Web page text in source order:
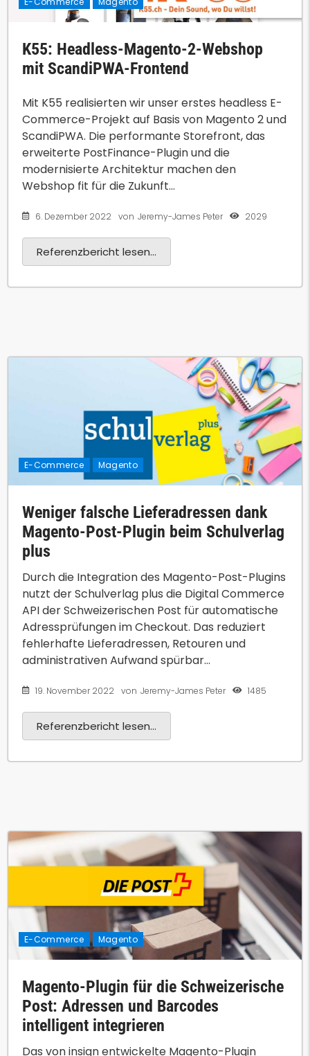
K55: Headless-Magento-2-Webshop
mit ScandiPWA-Frontend
6. Dezember 2022 von Jeremy-James Peter 2029
Mit K55 realisierten wir unser erstes headless E-
Commerce-Projekt auf Basis von Magento 2 und
ScandiPWA. Die performante Storefront, das
erweiterte PostFinance-Plugin und die
modernisierte Architektur machen den
Webshop fit für die Zukunft...
Referenzbericht lesen...
E-Commerce Magento
Weniger falsche Lieferadressen dank
Magento-Post-Plugin beim Schulverlag
plus
19. November 2022 von Jeremy-James Peter 1485
Durch die Integration des Magento-Post-Plugins
nutzt der Schulverlag plus die Digital Commerce
API der Schweizerischen Post für automatische
Adressprüfungen im Checkout. Das reduziert
fehlerhafte Lieferadressen, Retouren und
administrativen Aufwand spürbar...
Referenzbericht lesen...
E-Commerce Magento
Magento-Plugin für die Schweizerische
Post: Adressen und Barcodes
intelligent integrieren
Das von insign entwickelte Magento-Plugin